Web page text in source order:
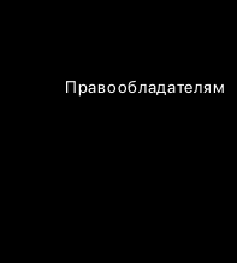
Правообладателям